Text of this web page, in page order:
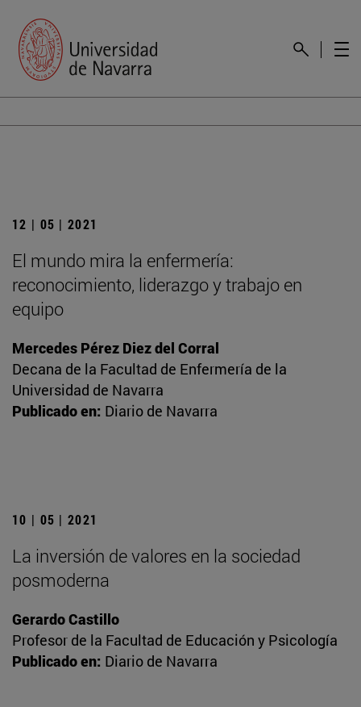
12 | 05 | 2021
El mundo mira la enfermería:
reconocimiento, liderazgo y trabajo en
equipo
Mercedes Pérez Diez del Corral
Decana de la Facultad de Enfermería de la
Universidad de Navarra
Publicado en: Diario de Navarra
10 | 05 | 2021
La inversión de valores en la sociedad
posmoderna
Gerardo Castillo
Profesor de la Facultad de Educación y Psicología
Publicado en: Diario de Navarra